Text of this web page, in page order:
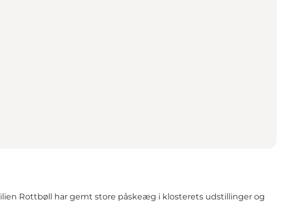
Rottbøll har gemt store påskeæg i klosterets udstillinger og